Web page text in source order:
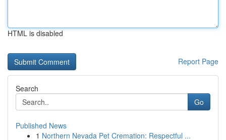
HTML is disabled
Report Page
Search
Go
Published News
1 Northern Nevada Pet Cremation: Respectful ...